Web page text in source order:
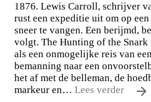
1876. Lewis Carroll, schrijver
rust een expeditie uit om op
sneer te vangen. Een berijmd,
volgt. The Hunting of the
als een onmogelijke reis van
bemanning naar een
het af met de belleman, de
markeur en… Lees verder